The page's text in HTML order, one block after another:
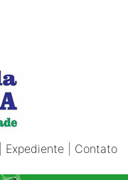
Expediente Contato